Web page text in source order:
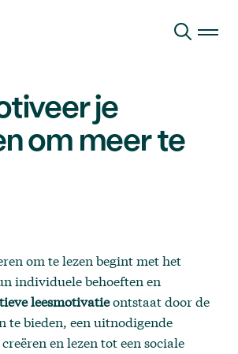
je
om meer te
om te lezen begint met het
individuele behoeften en
leesmotivatieontstaat door de
te bieden, een uitnodigende
en lezen tot een sociale